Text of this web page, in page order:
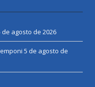
de agosto de 2026
5 de agosto de